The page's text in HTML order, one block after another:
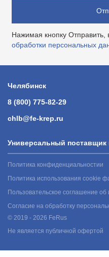
Нажимая кнопку Отправить,
обработки персональных
Челябинск
8 (800) 775-82-29
chlb@fe-krep.ru
Универсальный поставщик
Политика конфиденциальностии
Политика использования cookie
Пользовательское соглашение об
Согласие на обработку
© 2019 - 2026 FeRus
Не является публичной офертой